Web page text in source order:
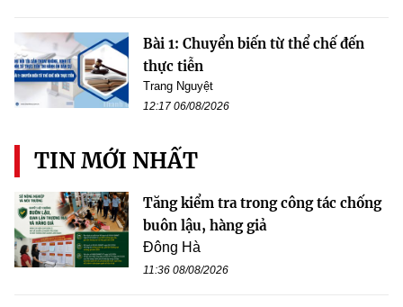
Bài 1: Chuyển biến từ thể chế đến
thực tiễn
Trang Nguyệt
12:17 06/08/2026
TIN MỚI NHẤT
Tăng kiểm tra trong công tác chống
buôn lậu, hàng giả
Đông Hà
11:36 08/08/2026